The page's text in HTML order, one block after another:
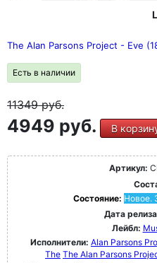
The Alan Parsons Project - Eve
Есть в наличии
11349руб.
4949 руб. В
Артикул:
Состояние: Новое.
Дата
Лейбл:
Исполнители: Alan Parsons
The The Alan Parsons